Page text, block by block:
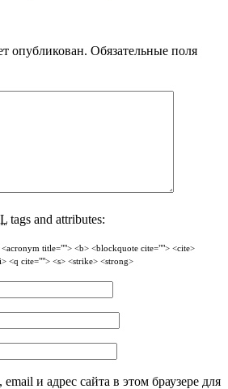
опубликован. Обязательные поля
tags and attributes:
title=""> <b> <blockquote cite=""> <cite>
<q cite=""> <s> <strike> <strong>
и адрес сайта в этом браузере для